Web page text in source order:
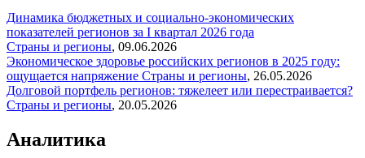
Динамика бюджетных и социально-экономических
показателей регионов за I квартал 2026 года
Страны и регионы, 09.06.2026
Экономическое здоровье российских регионов в 2025 году:
ощущается напряжение Страны и регионы, 26.05.2026
Долговой портфель регионов: тяжелеет или перестраивается?
Страны и регионы, 20.05.2026
Аналитика